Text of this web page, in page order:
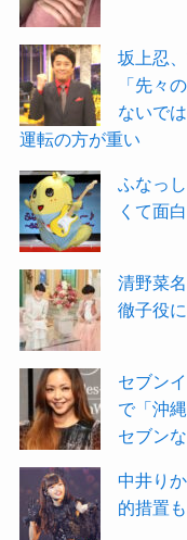
坂上忍
「先々
ないで
運転の方が重い
ふなっ
くて面
清野菜
徹子役
セブン
で「沖
セブン
中井り
的措置